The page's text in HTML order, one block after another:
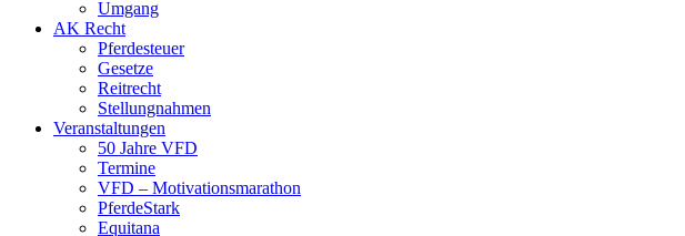
Umgang
AK Recht
Pferdesteuer
Gesetze
Reitrecht
Stellungnahmen
Veranstaltungen
50 Jahre VFD
Termine
VFD – Motivationsmarathon
PferdeStark
Equitana